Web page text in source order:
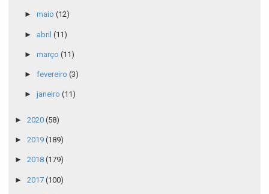
► maio (12)
► abril (11)
► março (11)
► fevereiro (3)
► janeiro (11)
► 2020 (58)
► 2019 (189)
► 2018 (179)
► 2017 (100)